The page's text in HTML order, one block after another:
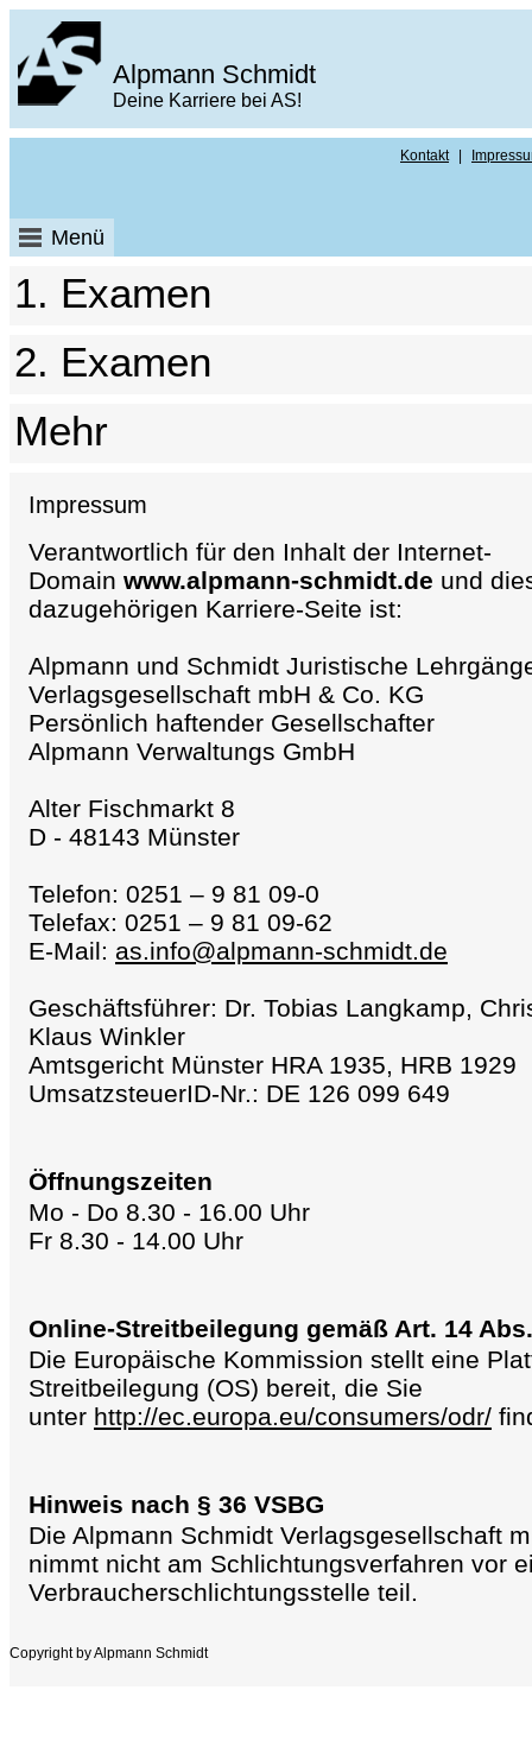
Alpmann Schmidt
Deine Karriere bei AS!
Kontakt
Menü
1. Examen
2. Examen
Mehr
Impressum
Verantwortlich für den Inhalt der Internet-
Domain www.alpmann-schmidt.de und
dazugehörigen Karriere-Seite ist:
Alpmann und Schmidt Juristische
Verlagsgesellschaft mbH & Co. KG
Persönlich haftender Gesellschafter
Alpmann Verwaltungs GmbH
Alter Fischmarkt 8
D - 48143 Münster
Telefon: 0251 – 9 81 09-0
Telefax: 0251 – 9 81 09-62
E-Mail: as.info@alpmann-schmidt.de
Geschäftsführer: Dr. Tobias Langkamp,
Klaus Winkler
Amtsgericht Münster HRA 1935, HRB 1929
UmsatzsteuerID-Nr.: DE 126 099 649
Öffnungszeiten
Mo - Do 8.30 - 16.00 Uhr
Fr 8.30 - 14.00 Uhr
Online-Streitbeilegung gemäß Art. 14
Die Europäische Kommission stellt eine
Streitbeilegung (OS) bereit, die Sie
unter http://ec.europa.eu/consumers/odr/
Hinweis nach § 36 VSBG
Die Alpmann Schmidt Verlagsgesellschaft
nimmt nicht am Schlichtungsverfahren vor
Verbraucherschlichtungsstelle teil.
Copyright by Alpmann Schmidt